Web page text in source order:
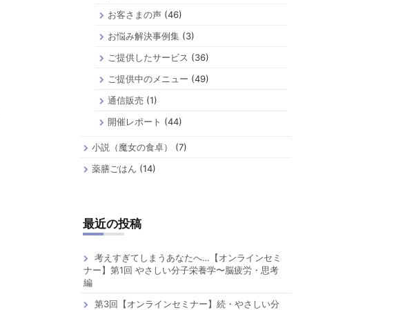
お客さまの声(46)
お悩み解決事例集 (3)
ご提供したサービス (36)
ご提供中のメニュー (49)
通信販売 (1)
開催レポート (44)
小説（魔女の食卓）
(7)
薬膳ごはん (14)
最近の投稿
考えすぎてしまうあなたへ…【オンラインセミ
ナー】第1回 やさしい分子栄養学〜脳疲労・思考
編
第3回【オンラインセミナー】続・やさしい分